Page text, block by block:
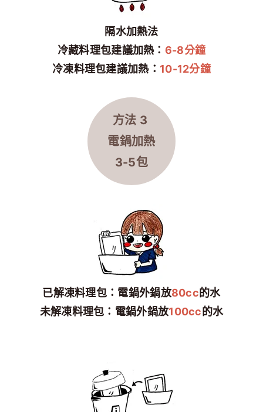
隔水加熱法
冷藏料理包建議加熱： 6-8分鐘
冷凍料理包建議加熱： 10-12分鐘
方法 3
電鍋加熱
3-5包
已解凍料理包：電鍋外鍋放80cc的水
未解凍料理包：電鍋外鍋放100cc的水